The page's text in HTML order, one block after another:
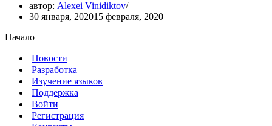
автор: Alexei Vinidiktov
30 января, 202015 февраля, 2020
Начало
Новости
Разработка
Изучение языков
Поддержка
Войти
Регистрация